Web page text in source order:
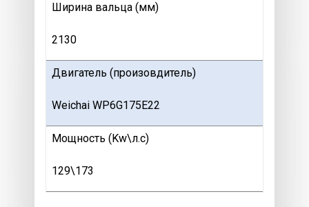
Ширина вальца (мм)
2130
Двигатель (произовдитель)
Weichai WP6G175E22
Мощность (Kw\л.с)
129\173